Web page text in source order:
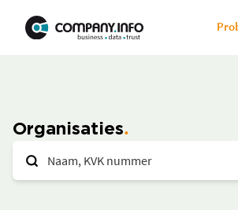
Organisaties